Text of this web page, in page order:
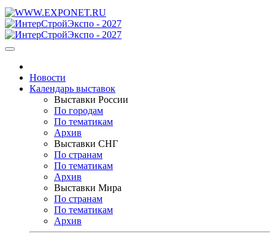
Новости
Календарь выставок
Выставки России
По городам
По тематикам
Архив
Выставки СНГ
По странам
По тематикам
Архив
Выставки Мира
По странам
По тематикам
Архив